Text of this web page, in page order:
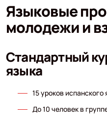
Языковые
молодежи и
Стандартный
языка
15 уроков
До 10 человек в